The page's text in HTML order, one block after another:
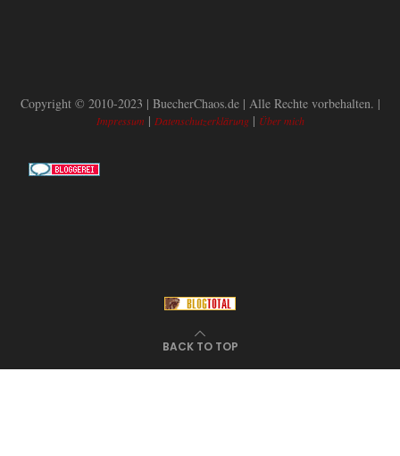
Copyright © 2010-2023 | BuecherChaos.de | Alle Rechte vorbehalten. |
Impressum | Datenschutzerklärung| Über mich
BACK TO TOP